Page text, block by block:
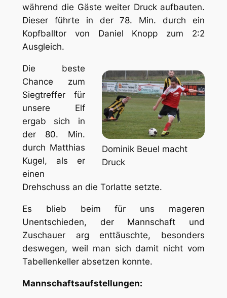
während die Gäste weiter Druck aufbauten.
Dieser führte in der 78. Min. durch ein
Kopfballtor von Daniel Knopp zum 2:2
Ausgleich.
Dominik Beuel macht
Druck
Die beste
Chance zum
Siegtreffer für
unsere Elf
ergab sich in
der 80. Min.
durch Matthias
Kugel, als er
einen
Drehschuss an die Torlatte setzte.
Es blieb beim für uns mageren
Unentschieden, der Mannschaft und
Zuschauer arg enttäuschte, besonders
deswegen, weil man sich damit nicht vom
Tabellenkeller absetzen konnte.
Mannschaftsaufstellungen: